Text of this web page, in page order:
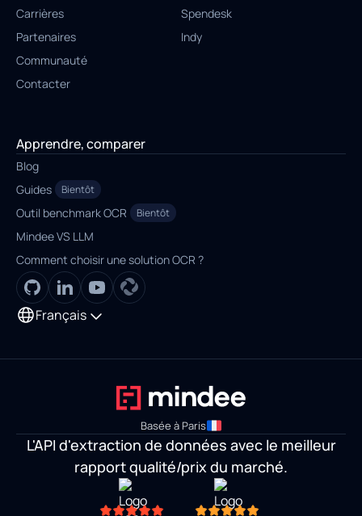
Carrières
Partenaires
Communauté
Contacter
Spendesk
Indy
Apprendre, comparer
Blog
Guides
Bientôt
Outil benchmark OCR Bientôt
Mindee VS LLM
Comment choisir une solution OCR ?
Français
Basée à Paris
L'API d'extraction de données avec le meilleur
rapport qualité/prix du marché.